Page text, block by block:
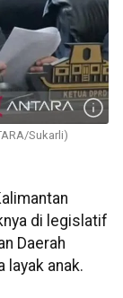
Sukarli)
di legislatif
Daerah
layak anak.